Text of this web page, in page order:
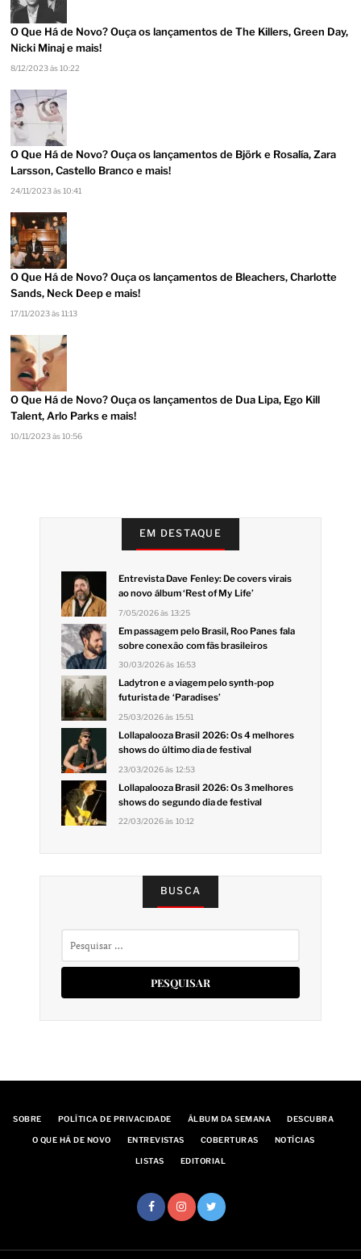
O Que Há de Novo? Ouça os lançamentos de The Killers, Green Day,
Nicki Minaj e mais!
8/12/2023 às 10:22
O Que Há de Novo? Ouça os lançamentos de Björk e Rosalía, Zara
Larsson, Castello Branco e mais!
24/11/2023 às 10:41
O Que Há de Novo? Ouça os lançamentos de Bleachers, Charlotte
Sands, Neck Deep e mais!
17/11/2023 às 11:13
O Que Há de Novo? Ouça os lançamentos de Dua Lipa, Ego Kill
Talent, Arlo Parks e mais!
10/11/2023 às 10:56
EM DESTAQUE
Entrevista Dave Fenley: De covers virais
ao novo álbum ‘Rest of My Life’
7/05/2026 às 13:25
Em passagem pelo Brasil, Roo Panes fala
sobre conexão com fãs brasileiros
30/03/2026 às 16:53
Ladytron e a viagem pelo synth-pop
futurista de ‘Paradises’
25/03/2026 às 15:51
Lollapalooza Brasil 2026: Os 4 melhores
shows do último dia de festival
23/03/2026 às 12:53
Lollapalooza Brasil 2026: Os 3 melhores
shows do segundo dia de festival
22/03/2026 às 10:12
BUSCA
SOBRE POLÍTICA DE PRIVACIDADE ÁLBUM DA SEMANA DESCUBRA
O QUE HÁ DE NOVO ENTREVISTAS COBERTURAS NOTÍCIAS
LISTAS EDITORIAL